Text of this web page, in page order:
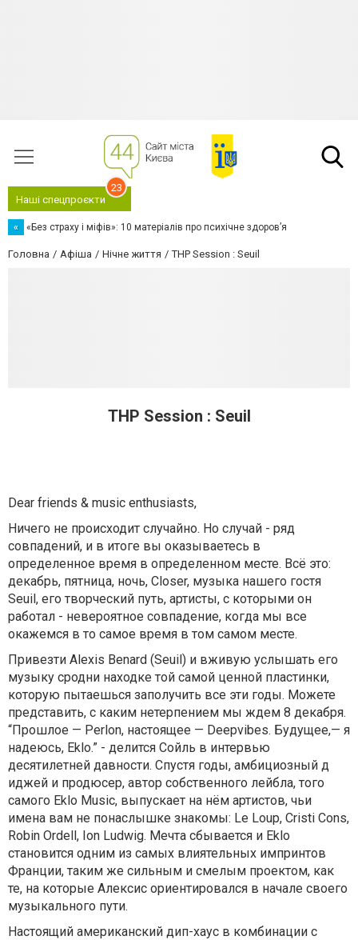
Наші спецпроєкти
23
« «Без страху і міфів»: 10 матеріалів про психічне здоров’я
Головна Афіша Нічне життя THP Session : Seuil
THP Session : Seuil
Dear friends & music enthusiasts,
Ничего не происходит случайно. Но случай - ряд
совпадений, и в итоге вы оказываетесь в
определенное время в определенном месте. Всё это:
декабрь, пятница, ночь, Closer, музыка нашего гостя
Seuil, его творческий путь, артисты, с которыми он
работал - невероятное совпадение, когда мы все
окажемся в то самое время в том самом месте.
Привезти Alexis Benard (Seuil) и вживую услышать его
музыку сродни находке той самой ценной пластинки,
которую пытаешься заполучить все эти годы. Можете
представить, с каким нетерпением мы ждем 8 декабря.
“Прошлое — Perlon, настоящее — Deepvibes. Будущее,— я
надеюсь, Eklo.” - делится Сойль в интервью
десятилетней давности. Спустя годы, амбициозный д
иджей и продюсер, автор собственного лейбла, того
самого Eklo Music, выпускает на нём артистов, чьи
имена вам не понаслышке знакомы: Le Loup, Cristi Cons,
Robin Ordell, Ion Ludwig. Мечта сбывается и Eklo
становится одним из самых влиятельных импринтов
Франции, таким же сильным и смелым проектом, как
те, на которые Алексис ориентировался в начале своего
музыкального пути.
Настоящий американский дип-хаус в комбинации с